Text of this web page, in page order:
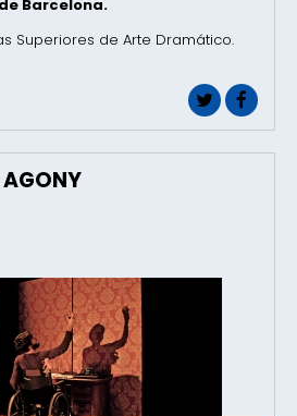
Barcelona.
Superiores de Arte Dramático.
AGONY